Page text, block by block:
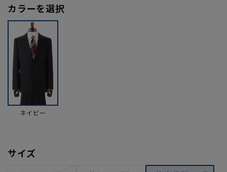
カラーを選択
ネイビー
サイズ